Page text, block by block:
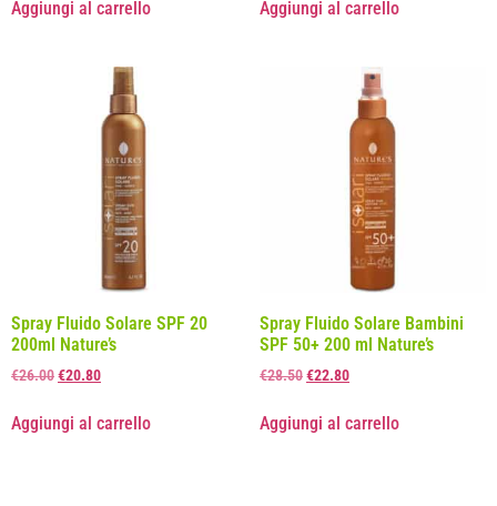
Aggiungi al carrello Aggiungi al carrello
Spray Fluido Solare SPF 20
200ml Nature’s
€26.00€20.80
Aggiungi al carrello
Spray Fluido Solare Bambini
SPF 50+ 200 ml Nature’s
€28.50€22.80
Aggiungi al carrello